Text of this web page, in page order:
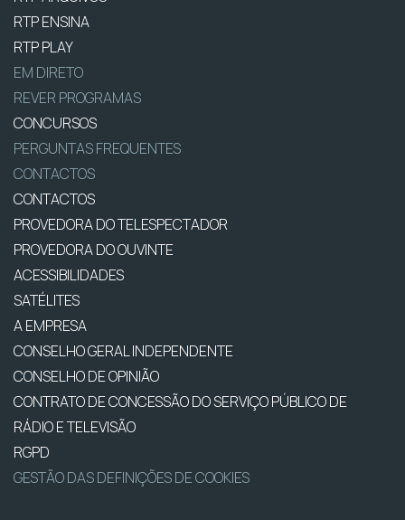
RTP ENSINA
RTP PLAY
EM DIRETO
REVER PROGRAMAS
CONCURSOS
PERGUNTAS FREQUENTES
CONTACTOS
CONTACTOS
PROVEDORA DO TELESPECTADOR
PROVEDORA DO OUVINTE
ACESSIBILIDADES
SATÉLITES
A EMPRESA
CONSELHO GERAL INDEPENDENTE
CONSELHO DE OPINIÃO
CONTRATO DE CONCESSÃO DO SERVIÇO PÚBLICO DE
RÁDIO E TELEVISÃO
RGPD
GESTÃO DAS DEFINIÇÕES DE COOKIES